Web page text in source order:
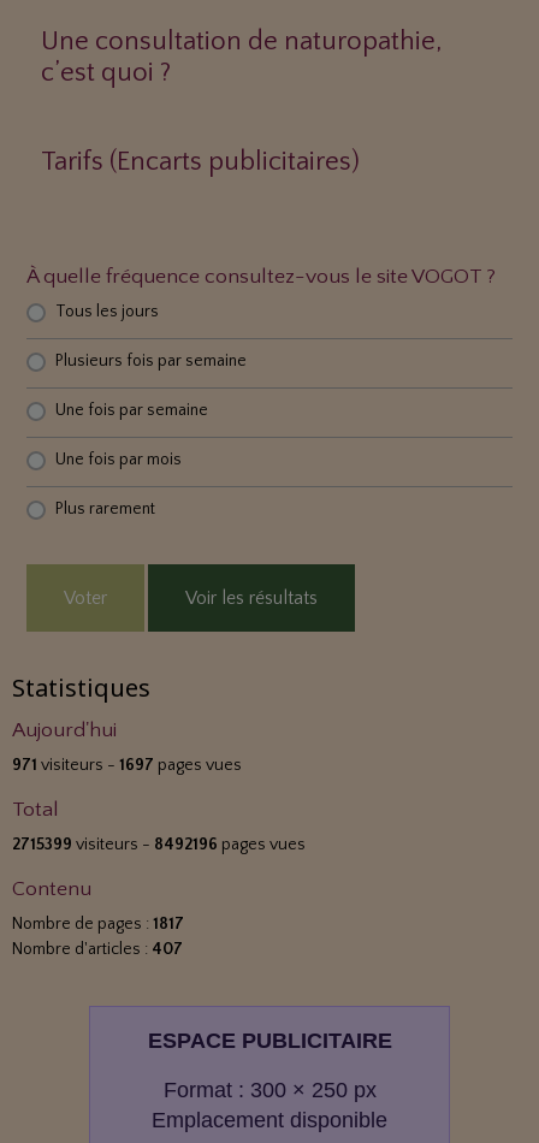
Une consultation de naturopathie,
c’est quoi ?
Tarifs (Encarts publicitaires)
À quelle fréquence consultez-vous le site VOGOT ?
Tous les jours
Plusieurs fois par semaine
Une fois par semaine
Une fois par mois
Plus rarement
Voter Voir les résultats
Statistiques
Aujourd'hui
971 visiteurs - 1697 pages vues
Total
2715399 visiteurs - 8492196 pages vues
Contenu
Nombre de pages : 1817
Nombre d'articles : 407
ESPACE PUBLICITAIRE
Format : 300 × 250 px
Emplacement disponible